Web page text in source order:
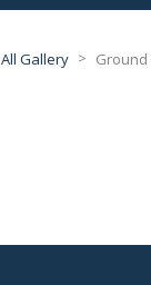
All Gallery >